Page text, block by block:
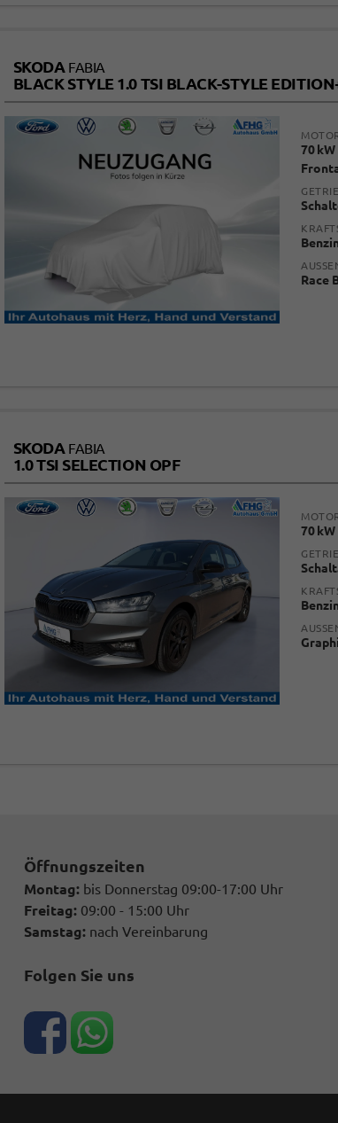
SKODA FABIA
BLACK STYLE 1.0 TSI BLACK-STYLE
70
Race
SKODA FABIA
1.0 TSI SELECTION OPF
70 kW
Öffnungszeiten
Montag:bis Donnerstag 09:00-17:00 Uhr
Freitag:09:00 - 15:00 Uhr
Samstag:nach Vereinbarung
Folgen Sie uns